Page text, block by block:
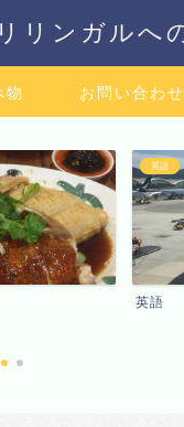
リンガルへ
物 お問い合わせ
英語
英語